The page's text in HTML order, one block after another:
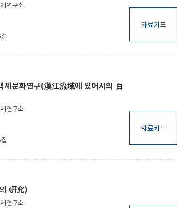
연구소
자료카드
제문화연구(漢江流域에 있어서의 百
연구소
자료카드
硏究)
연구소